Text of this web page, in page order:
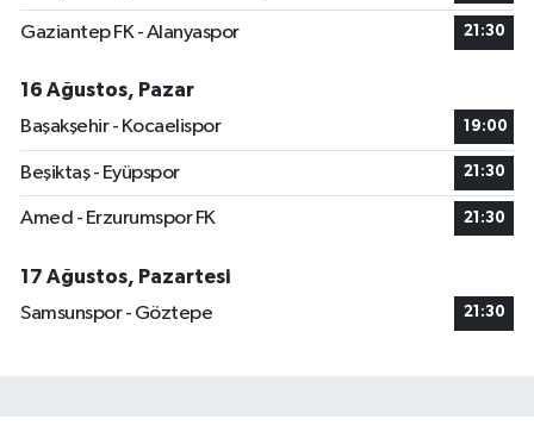
Gaziantep FK - Alanyaspor 21:30
16 Ağustos, Pazar
Başakşehir - Kocaelispor
19:00
Beşiktaş - Eyüpspor 21:30
Amed - Erzurumspor FK 21:30
17 Ağustos, Pazartesi
Samsunspor - Göztepe
21:30